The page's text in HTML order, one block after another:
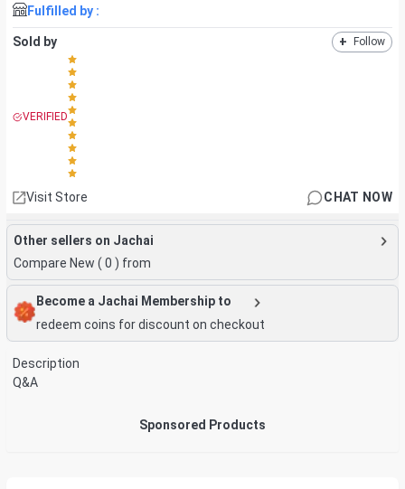
Fulfilled by :
Sold by + Follow
VERIFIED
Visit Store CHAT NOW
Other sellers on Jachai
Compare New ( 0 ) from
Become a Jachai Membership to
redeem coins for discount on checkout
Description
Q&A
Sponsored Products